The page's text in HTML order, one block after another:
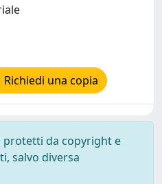
Richiedi una copia
protetti da copyright e
salvo diversa